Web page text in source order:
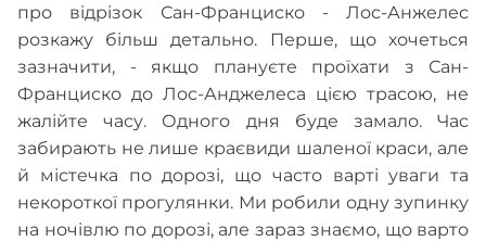
про відрізок Сан-Франциско - Лос-Анжелес
розкажу більш детально. Перше, що хочеться
зазначити, - якщо плануєте проїхати з Сан-
Франциско до Лос-Анджелеса цією трасою, не
жалійте часу. Одного дня буде замало. Час
забирають не лише краєвиди шаленої краси, але
й містечка по дорозі, що часто варті уваги та
некороткої прогулянки. Ми робили одну зупинку
на ночівлю по дорозі, але зараз знаємо, що варто